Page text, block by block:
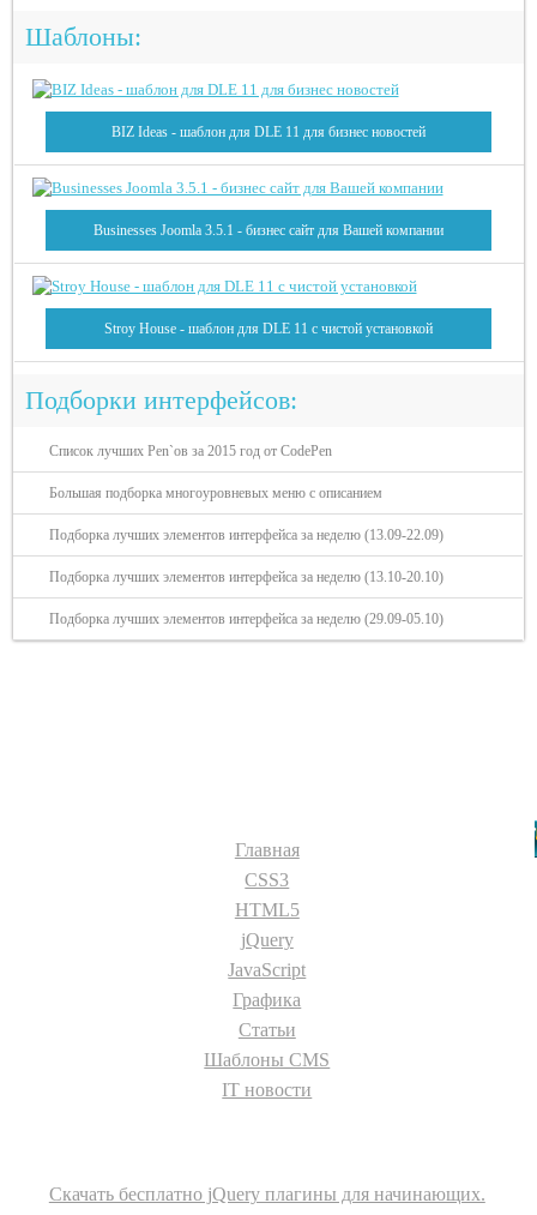
Шаблоны:
BIZ Ideas - шаблон для DLE 11 для бизнес новостей
Businesses Joomla 3.5.1 - бизнес сайт для Вашей компании
Stroy House - шаблон для DLE 11 с чистой установкой
Подборки интерфейсов:
Список лучших Pen`ов за 2015 год от CodePen
Большая подборка многоуровневых меню с описанием
Подборка лучших элементов интерфейса за неделю (13.09-22.09)
Подборка лучших элементов интерфейса за неделю (13.10-20.10)
Подборка лучших элементов интерфейса за неделю (29.09-05.10)
Главная
CSS3
HTML5
jQuery
JavaScript
Графика
Статьи
Шаблоны CMS
IT новости
Скачать бесплатно jQuery плагины для начинающих.